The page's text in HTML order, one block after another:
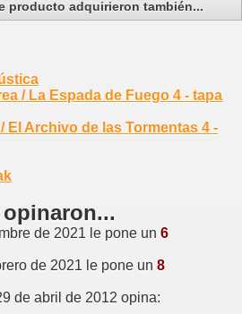
producto adquirieron también...
/ La Espada de Fuego 4 - tapa
El Archivo de las Tormentas 4 -
de 2021 le pone un 6
de 2021 le pone un 8
de abril de 2012 opina: